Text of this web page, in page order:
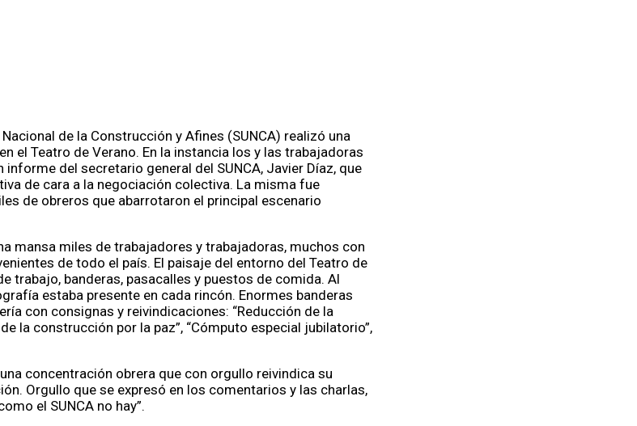
de la Construcción y Afines (SUNCA) realizó una
el Teatro de Verano. En la instancia los y las trabajadoras
del secretario general del SUNCA, Javier Díaz, que
de cara a la negociación colectiva. La misma fue
de obreros que abarrotaron el principal escenario
mansa miles de trabajadores y trabajadoras, muchos con
de todo el país. El paisaje del entorno del Teatro de
trabajo, banderas, pasacalles y puestos de comida. Al
estaba presente en cada rincón. Enormes banderas
con consignas y reivindicaciones: “Reducción de la
la construcción por la paz”, “Cómputo especial jubilatorio”,
concentración obrera que con orgullo reivindica su
Orgullo que se expresó en los comentarios y las charlas,
el SUNCA no hay”.